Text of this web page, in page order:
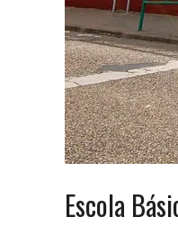
Escola